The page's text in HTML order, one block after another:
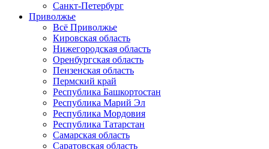
Санкт-Петербург
Приволжье
Всё Приволжье
Кировская область
Нижегородская область
Оренбургская область
Пензенская область
Пермский край
Республика Башкортостан
Республика Марий Эл
Республика Мордовия
Республика Татарстан
Самарская область
Саратовская область